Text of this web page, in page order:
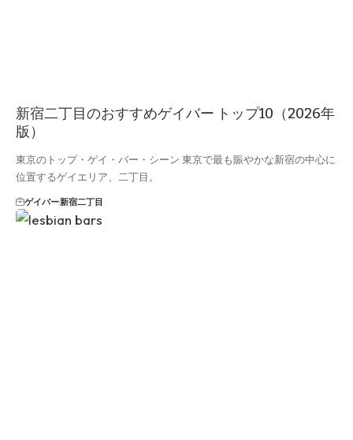
新宿二丁目のおすすめゲイバー トップ10（2026年
版）
東京のトップ・ゲイ・バー・シーン 東京で最も賑やかな新宿の中心に
位置するゲイエリア、二丁目。
ゲイバー新宿二丁目